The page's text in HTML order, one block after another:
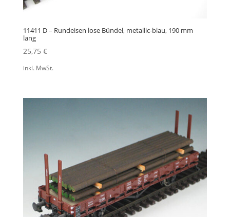
11411 D – Rundeisen lose Bündel, metallic-blau, 190 mm
lang
25,75 €
inkl. MwSt.